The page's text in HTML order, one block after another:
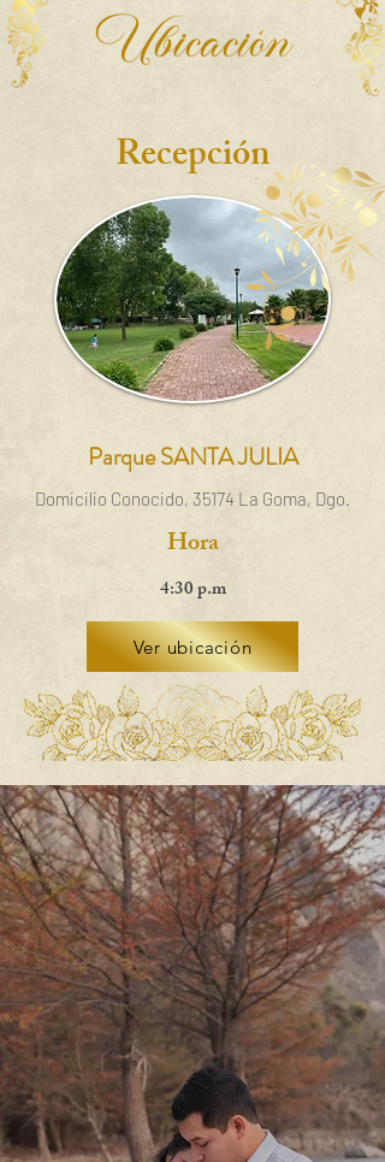
Ubicación
Recepción
Parque SANTA JULIA
Domicilio Conocido, 35174 La Goma, Dgo.
Hora
4:30 p.m
Ver ubicación